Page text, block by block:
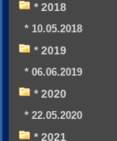
* 2018
* 10.05.2018
* 2019
* 06.06.2019
* 2020
* 22.05.2020
* 2021